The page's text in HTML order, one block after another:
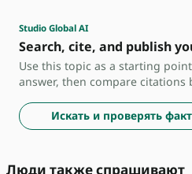
Studio Global AI
Search, cite, and publish
Use this topic as a starting
answer, then compare citations
Искать и проверять
Люди также спрашивают